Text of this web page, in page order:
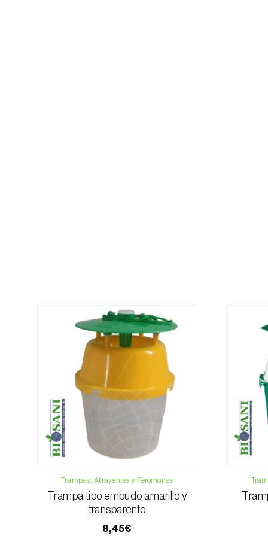
Trampas, Atrayentes y Feromonas
Trampa tipo embudo amarillo y
transparente
8,45€